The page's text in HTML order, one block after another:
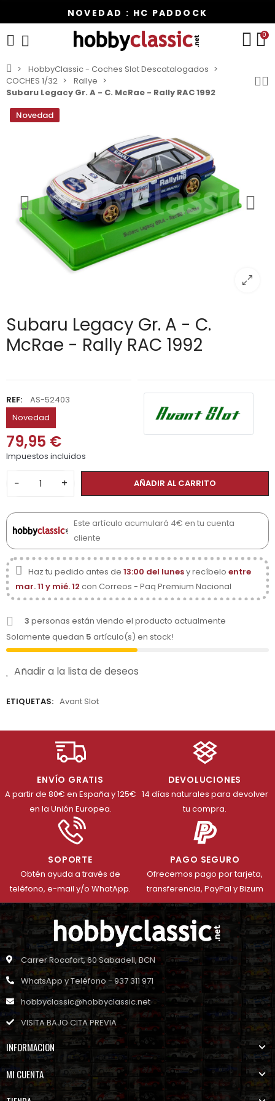
NOVEDAD : HC PADDOCK
0
HobbyClassic - Coches Slot Descatalogados
COCHES 1/32
Rallye
Subaru Legacy Gr. A - C. McRae - Rally RAC 1992
Novedad
Subaru Legacy Gr. A - C.
McRae - Rally RAC 1992
REF:
AS-52403
Novedad
79,95 €
Impuestos incluidos
− + AÑADIR AL CARRITO
Este artículo acumulará 4€ en tu cuenta
cliente
Haz tu pedido antes de 13:00 del lunesy recíbelo entre
mar. 11 y mié. 12 con Correos - Paq Premium Nacional
3 personas están viendo el producto actualmente
Solamente quedan 5 artículo(s) en stock!
Añadir a la lista de deseos
ETIQUETAS: Avant Slot
ENVÍO GRATIS
A partir de 80€ en España y 125€
en la Unión Europea.
DEVOLUCIONES
14 días naturales para devolver
tu compra.
SOPORTE
Obtén ayuda a través de
teléfono, e-mail y/o WhatApp.
PAGO SEGURO
Ofrecemos pago por tarjeta,
transferencia, PayPal y Bizum
Carrer Rocafort, 60 Sabadell, BCN
WhatsApp y Teléfono - 937 311 971
hobbyclassic@hobbyclassic.net
VISITA BAJO CITA PREVIA
INFORMACION
MI CUENTA